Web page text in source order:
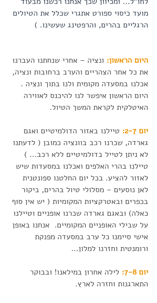
מועד כיסוי ספורט אתגרי שכלל את הטיולים
הרגליים בהרים, והרפטינג שעשינו. )
היום הראשון: ונציה – אחרי שנחתנו העברנו
את כל אחר הצהריים והערב ברחובות ונציה,
אכלנו במסעדה מקומית ולנו בתוך ונציה .
היום הראשון איפשר לנו להיכנס לאווירה
האיטלקית לקראת המשך הטיול.
יום 2-7:
טיילנו באזור הדולמיטיים ואגם
גארדה, שכרנו רכב בוונציה כמובן ( לדעתנו
לא ניתן לטייל בדולמיטיים ללא רכב... )
טיילנו בהרי האלפים ואכלנו במסעדות שיש
לאזור להציע. בכל יום החלטנו ספונטנית
לאן נוסעים – מסלולי טיול בהרים, ביקור
בכפרים ובאטרקציות המקומיות ( יש אין סוף
כאלה) ובאגם גארדה שכרנו אופניים וטיילנו
על שבילי האופניים המקומיים.  אנחנו באופן
אישי סיימנו כל ערב במסעדה מפנקת
ורומנטית וחזרנו למלון...
יום 7-8:
לילה אחרון במילאנו! ובבוקר
התארגנות וחזרה לארץ.